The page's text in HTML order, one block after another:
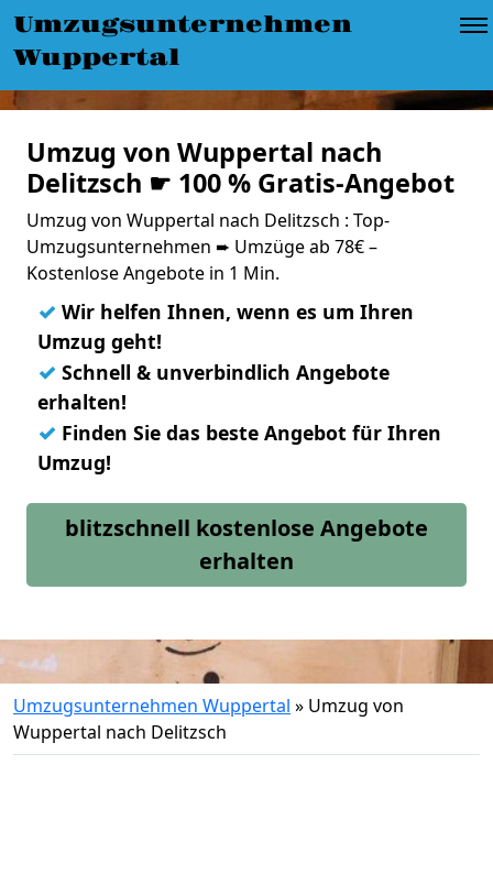
Umzugsunternehmen
Wuppertal
Umzug von Wuppertal nach
Delitzsch ☛ 100 % Gratis-Angebot
Umzug von Wuppertal nach Delitzsch : Top-
Umzugsunternehmen ➨ Umzüge ab 78€ –
Kostenlose Angebote in 1 Min.
✓ Wir helfen Ihnen, wenn es um Ihren
Umzug geht!
✓ Schnell & unverbindlich Angebote
erhalten!
✓ Finden Sie das beste Angebot für Ihren
Umzug!
blitzschnell kostenlose Angebote
erhalten
Umzugsunternehmen Wuppertal » Umzug von
Wuppertal nach Delitzsch